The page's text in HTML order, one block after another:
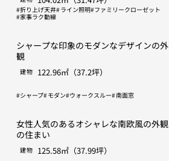
折り上げ天井 ライン照明 ファミリークローゼット
家事ラク動線
シャープな印象のモダンなデザインの外
観
建物 122.96㎡（37.2坪）
シャープ モダン ウォークスルー 南面窓
女性人気のあるオシャレな南欧風の外観
の住まい
建物 125.58㎡（37.99坪）